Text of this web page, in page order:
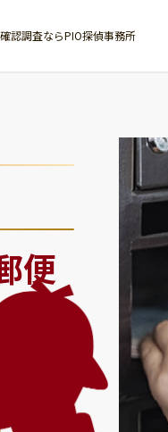
認調査ならPIO探偵事務所
便